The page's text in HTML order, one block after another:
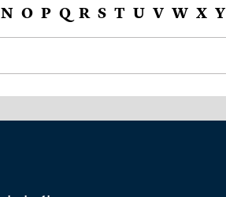
N O P Q R S T U V W X Y